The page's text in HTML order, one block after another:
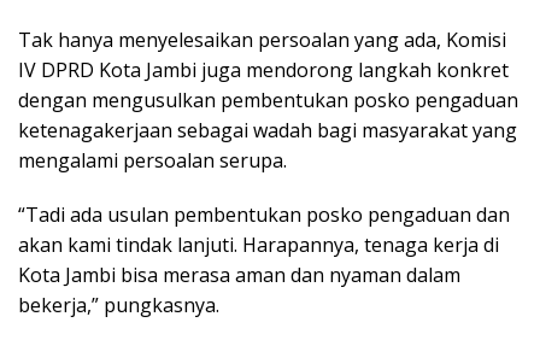
Tak hanya menyelesaikan persoalan yang ada, Komisi
IV DPRD Kota Jambi juga mendorong langkah konkret
dengan mengusulkan pembentukan posko pengaduan
ketenagakerjaan sebagai wadah bagi masyarakat yang
mengalami persoalan serupa.
“Tadi ada usulan pembentukan posko pengaduan dan
akan kami tindak lanjuti. Harapannya, tenaga kerja di
Kota Jambi bisa merasa aman dan nyaman dalam
bekerja,” pungkasnya.